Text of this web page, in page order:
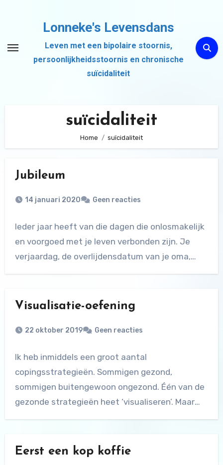
inhoud
Lonneke's Levensdans
Leven met een bipolaire stoornis,
persoonlijkheidsstoornis en chronische
suïcidaliteit
suïcidaliteit
Home suïcidaliteit
Jubileum
14 januari 2020 Geen reacties
Ieder jaar heeft van die dagen die onlosmakelijk
en voorgoed met je leven verbonden zijn. Je
verjaardag, de overlijdensdatum van je oma,…
Visualisatie-oefening
22 oktober 2019 Geen reacties
Ik heb inmiddels een groot aantal
copingsstrategieën. Sommigen gezond,
sommigen buitengewoon ongezond. Één van de
gezonde strategieën heet ‘visualiseren’. Maar
het is…
Eerst een kop koffie